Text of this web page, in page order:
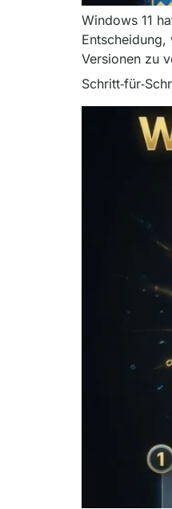
Windows 11
Versionen zu